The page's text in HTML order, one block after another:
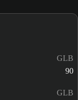
GLB
90
GLB